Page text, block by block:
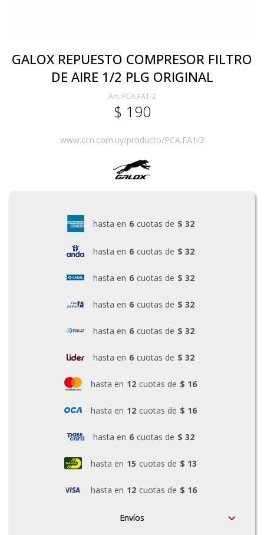
GALOX REPUESTO COMPRESOR FILTRO
DE AIRE 1/2 PLG ORIGINAL
PCA.FA1-2
$ 190
www.ccn.com.uy/producto/PCA.FA1/2
hasta en 6 cuotas de $ 32
hasta en 6 cuotas de $ 32
hasta en 6 cuotas de $ 32
hasta en 6 cuotas de $ 32
hasta en 6 cuotas de $ 32
hasta en 6 cuotas de $ 32
hasta en 12 cuotas de $ 16
hasta en 12 cuotas de $ 16
hasta en 6 cuotas de $ 32
hasta en 15 cuotas de $ 13
hasta en 12 cuotas de $ 16
Envíos
Ferretería
Herramientas Eléctrica y Batería
Herramientas Manuales
Piscinas e Inflables
Soldadoras y Accesorios